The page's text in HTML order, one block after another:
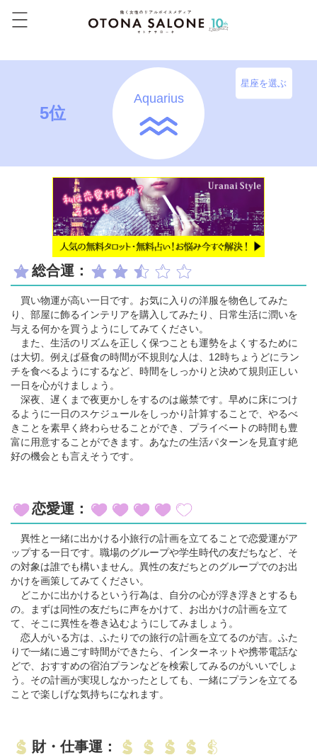
5位
Aquarius
星座を選ぶ
総合運：
買い物運が高い一日です。お気に入りの洋服を物色してみた
り、部屋に飾るインテリアを購入してみたり、日常生活に潤いを
与える何かを買うようにしてみてください。
また、生活のリズムを正しく保つことも運勢をよくするために
は大切。例えば昼食の時間が不規則な人は、12時ちょうどにラン
チを食べるようにするなど、時間をしっかりと決めて規則正しい
一日を心がけましょう。
深夜、遅くまで夜更かしをするのは厳禁です。早めに床につけ
るように一日のスケジュールをしっかり計算することで、やるべ
きことを素早く終わらせることができ、プライベートの時間も豊
富に用意することができます。あなたの生活パターンを見直す絶
好の機会とも言えそうです。
恋愛運：
異性と一緒に出かける小旅行の計画を立てることで恋愛運がア
ップする一日です。職場のグループや学生時代の友だちなど、そ
の対象は誰でも構いません。異性の友だちとのグループでのお出
かけを画策してみてください。
どこかに出かけるという行為は、自分の心が浮き浮きとするも
の。まずは同性の友だちに声をかけて、お出かけの計画を立て
て、そこに異性を巻き込むようにしてみましょう。
恋人がいる方は、ふたりでの旅行の計画を立てるのが吉。ふた
りで一緒に過ごす時間ができたら、インターネットや携帯電話な
どで、おすすめの宿泊プランなどを検索してみるのがいいでしょ
う。その計画が実現しなかったとしても、一緒にプランを立てる
ことで楽しげな気持ちになれます。
財・仕事運：